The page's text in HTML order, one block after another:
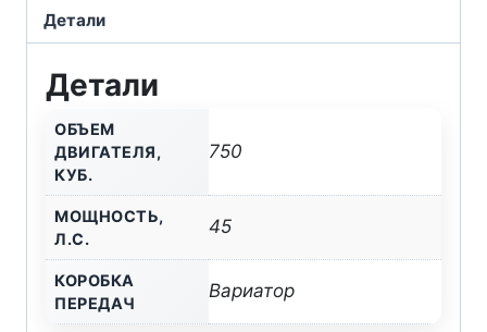
750
NORMAL
Детали
Детали
ОБЪЕМ
ДВИГАТЕЛЯ,
КУБ.
750
МОЩНОСТЬ,
Л.С.
45
КОРОБКА
ПЕРЕДАЧ
Вариатор